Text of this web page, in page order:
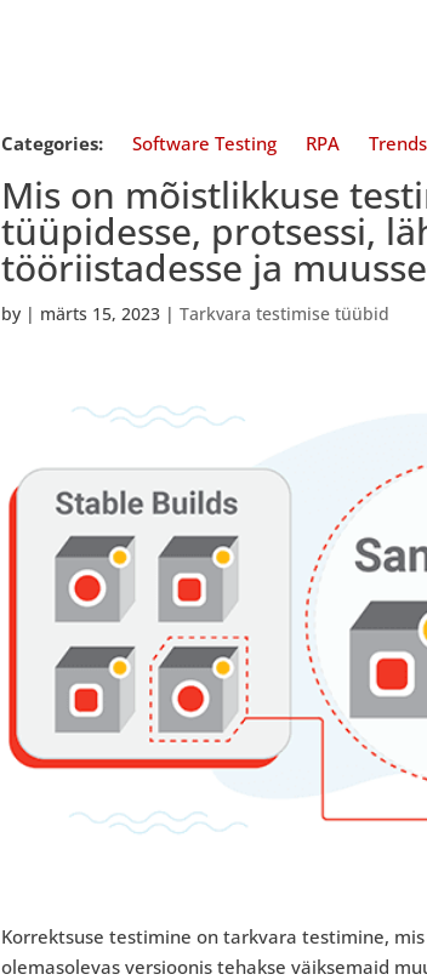
Categories: Software Testing RPA Trends
Mis on mõistlikkuse
tüüpidesse, protsessi,
tööriistadesse ja
by | märts 15, 2023 |Tarkvara testimise tüübid
Korrektsuse testimine on tarkvara testimine,
olemasolevas versioonis tehakse väiksemaid